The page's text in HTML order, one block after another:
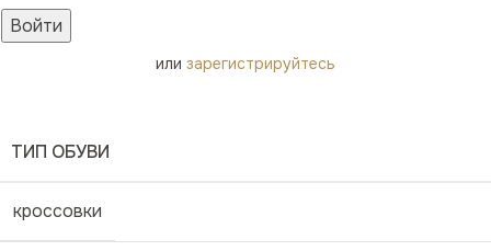
Войти
или зарегистрируйтесь
ТИП ОБУВИ
кроссовки